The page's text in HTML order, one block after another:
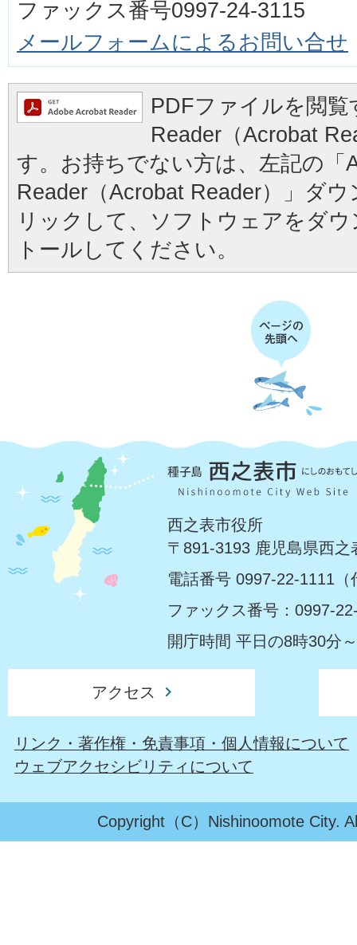
ファックス番号0997-24-3115
メールフォームによるお問い合せ
PDFファイルを閲
Reader（Acrobat
す。お持ちでない方は、左記の「
Reader（Acrobat Reader）」ダ
リックして、ソフトウェアをダ
トールしてください。
西之表市役所
〒891-3193 鹿児島県西
電話番号 0997-22-1111（
ファックス番号：0997-
開庁時間 平日の8時30分
アクセス
リンク・著作権・免責事項・個人情報について
ウェブアクセシビリティについて
Copyright（C）Nishinoomote City.